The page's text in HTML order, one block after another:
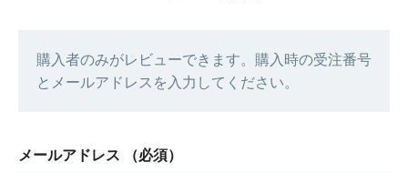
購入者のみがレビューできます。購入時の受注番号
とメールアドレスを入力してください。
メールアドレス （必須）